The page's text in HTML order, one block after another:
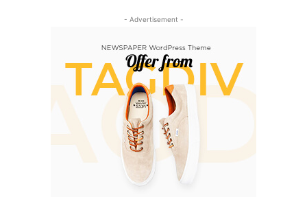
- Advertisement -